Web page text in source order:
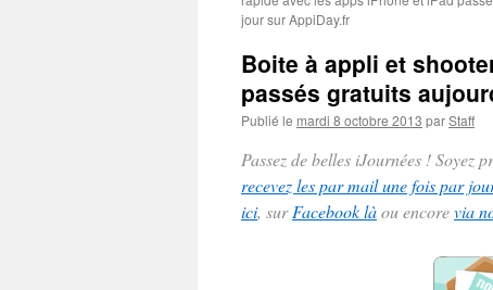
jour sur AppiDay.fr
Boite à appli et
passés gratuits
Publié le mardi 8 octobre 2013 parStaff
Passez de belles iJournées ! Soyez
recevez les par mail une fois par
ici, surFacebook làou encorevia